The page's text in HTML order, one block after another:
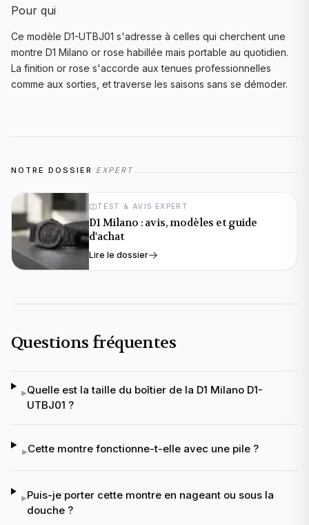
Pour qui
Ce modèle D1-UTBJ01 s'adresse à celles qui cherchent une
montre D1 Milano or rose habillée mais portable au quotidien.
La finition or rose s'accorde aux tenues professionnelles
comme aux sorties, et traverse les saisons sans se démoder.
NOTRE DOSSIER EXPERT
TEST & AVIS EXPERT
D1 Milano : avis, modèles et guide
d'achat
Lire le dossier
Questions fréquentes
▸Quelle est la taille du boîtier de la D1 Milano D1-
UTBJ01 ?
▸Cette montre fonctionne-t-elle avec une pile ?
▸Puis-je porter cette montre en nageant ou sous la
douche ?